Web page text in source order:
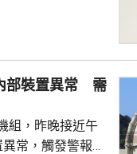
，核武器是絕對
有未明確表示日
日前在廣島的原
停留在說...
部裝置異常 需
組，昨晚接近午
常，觸發警報系